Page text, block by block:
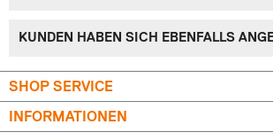
KUNDEN HABEN SICH EBENFALLS
SHOP SERVICE
INFORMATIONEN